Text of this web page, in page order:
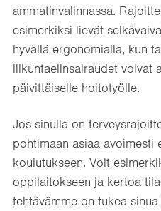
ammatinvalinnassa.
esimerkiksi lievät
hyvällä ergonomialla, kun
liikuntaelinsairaudet voivat
päivittäiselle hoitotyölle.
Jos sinulla on
pohtimaan asiaa avoimesti
koulutukseen. Voit
oppilaitokseen ja kertoa
tehtävämme on tukea